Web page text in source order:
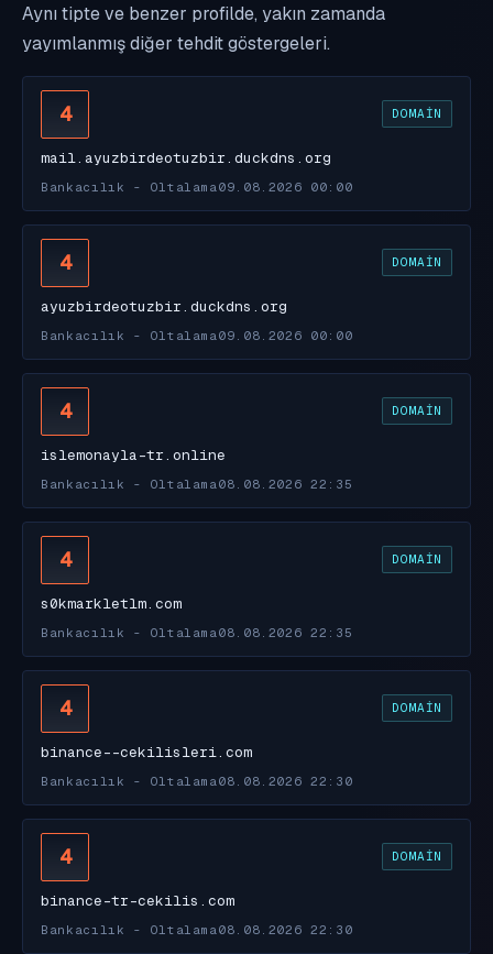
Aynı tipte ve benzer profilde, yakın zamanda
yayımlanmış diğer tehdit göstergeleri.
4 DOMAIN
mail.ayuzbirdeotuzbir.duckdns.org
Bankacılık - Oltalama 09.08.2026 00:00
4 DOMAIN
ayuzbirdeotuzbir.duckdns.org
Bankacılık - Oltalama 09.08.2026 00:00
4 DOMAIN
islemonayla-tr.online
Bankacılık - Oltalama 08.08.2026 22:35
4 DOMAIN
s0kmarkletlm.com
Bankacılık - Oltalama 08.08.2026 22:35
4 DOMAIN
binance--cekilisleri.com
Bankacılık - Oltalama 08.08.2026 22:30
4 DOMAIN
binance-tr-cekilis.com
Bankacılık - Oltalama 08.08.2026 22:30